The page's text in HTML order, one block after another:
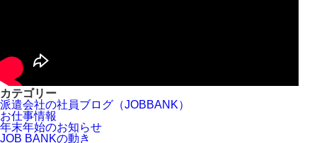
カテゴリー
派遣会社の社員ブログ（JOBBANK）
お仕事情報
年末年始のお知らせ
JOB BANKの動き